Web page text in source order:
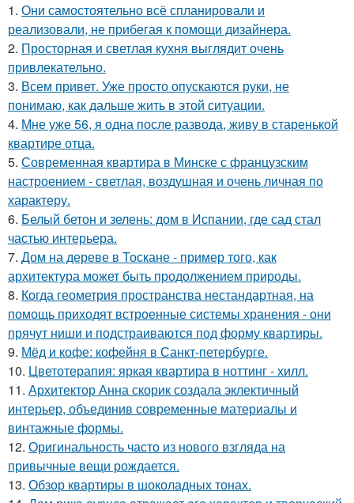
1. Они самостоятельно всё спланировали и
реализовали, не прибегая к помощи дизайнера.
2. Просторная и светлая кухня выглядит очень
привлекательно.
3. Всем привет. Уже просто опускаются руки, не
понимаю, как дальше жить в этой ситуации.
4. Мне уже 56, я одна после развода, живу в старенькой
квартире отца.
5. Современная квартира в Минске с французским
настроением - светлая, воздушная и очень личная по
характеру.
6. Белый бетон и зелень: дом в Испании, где сад стал
частью интерьера.
7. Дом на дереве в Тоскане - пример того, как
архитектура может быть продолжением природы.
8. Когда геометрия пространства нестандартная, на
помощь приходят встроенные системы хранения - они
прячут ниши и подстраиваются под форму квартиры.
9. Мёд и кофе: кофейня в Санкт-петербурге.
10. Цветотерапия: яркая квартира в ноттинг - хилл.
11. Архитектор Анна скорик создала эклектичный
интерьер, объединив современные материалы и
винтажные формы.
12. Оригинальность часто из нового взгляда на
привычные вещи рождается.
13. Обзор квартиры в шоколадных тонах.